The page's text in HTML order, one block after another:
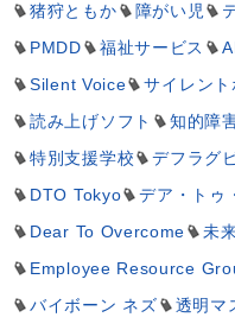
猪狩ともか
障がい児
PMDD
福祉サービス
Silent Voice
サイレント
読み上げソフト
知的障
特別支援学校
デフラグ
DTO Tokyo
デア・トゥ
Dear To Overcome
未
Employee Resource
バイボーン ネズ
透明マ